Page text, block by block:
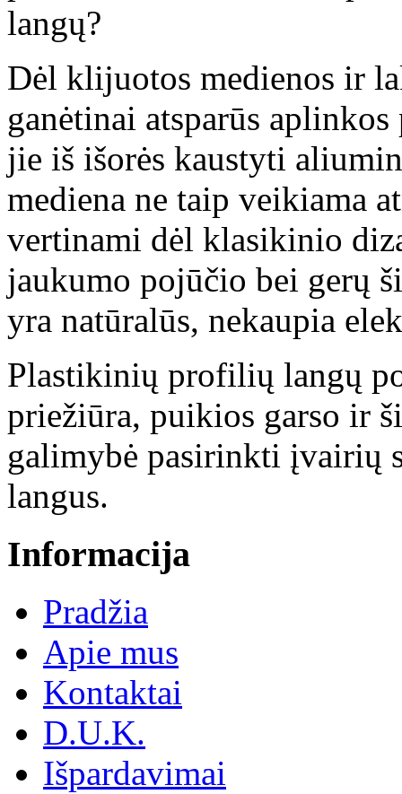
langų?
Dėl klijuotos medienos ir
ganėtinai atsparūs
jie iš išorės kaustyti
mediena ne taip veikiama
vertinami dėl klasikinio
jaukumo pojūčio bei gerų
yra natūralūs, nekaupia
Plastikinių pro­filių langų
priežiūra, puikios garso ir
galimybė pasirinkti įvairių
langus.
Informacija
Pradžia
Apie mus
Kontaktai
D.U.K.
Išpardavimai